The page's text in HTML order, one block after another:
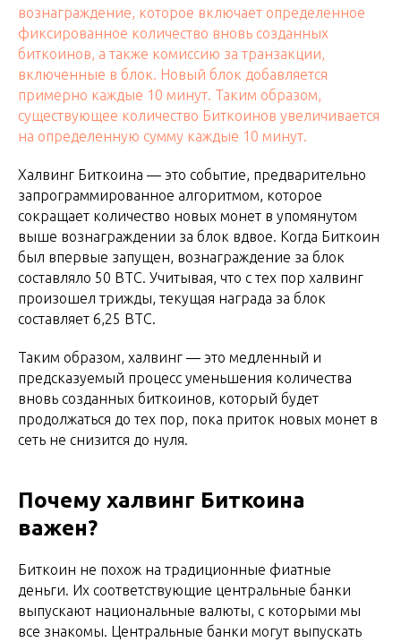
вознаграждение, которое включает определенное
фиксированное количество вновь созданных
биткоинов, а также комиссию за транзакции,
включенные в блок. Новый блок добавляется
примерно каждые 10 минут. Таким образом,
существующее количество Биткоинов увеличивается
на определенную сумму каждые 10 минут.
Халвинг Биткоина — это событие, предварительно
запрограммированное алгоритмом, которое
сокращает количество новых монет в упомянутом
выше вознаграждении за блок вдвое. Когда Биткоин
был впервые запущен, вознаграждение за блок
составляло 50 BTC. Учитывая, что с тех пор халвинг
произошел трижды, текущая награда за блок
составляет 6,25 BTC.
Таким образом, халвинг — это медленный и
предсказуемый процесс уменьшения количества
вновь созданных биткоинов, который будет
продолжаться до тех пор, пока приток новых монет в
сеть не снизится до нуля.
Почему халвинг Биткоина
важен?
Биткоин не похож на традиционные фиатные
деньги. Их соответствующие центральные банки
выпускают национальные валюты, с которыми мы
все знакомы. Центральные банки могут выпускать